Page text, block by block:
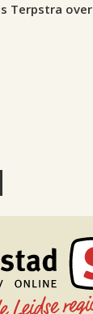
Terpstra over